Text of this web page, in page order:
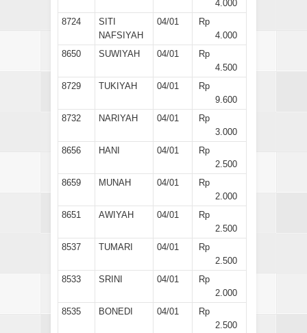
4.000
8724
SITI
NAFSIYAH
04/01
Rp
4.000
8650
SUWIYAH 04/01
Rp
4.500
8729
TUKIYAH 04/01
Rp
9.600
8732
NARIYAH 04/01
Rp
3.000
8656
HANI 04/01
Rp
2.500
8659
MUNAH 04/01
Rp
2.000
8651
AWIYAH 04/01
Rp
2.500
8537
TUMARI 04/01
Rp
2.500
8533
SRINI 04/01
Rp
2.000
8535
BONEDI 04/01
Rp
2.500